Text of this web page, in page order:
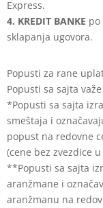
Express.
4. KREDIT BANKE
sklapanja ugovora.
Popusti za rane
Popusti sa sajta
*Popusti sa sajta
smeštaja i
popust na redovne
(cene bez zvezdice u
**Popusti sa sajta
aranžmane i
aranžmanu na